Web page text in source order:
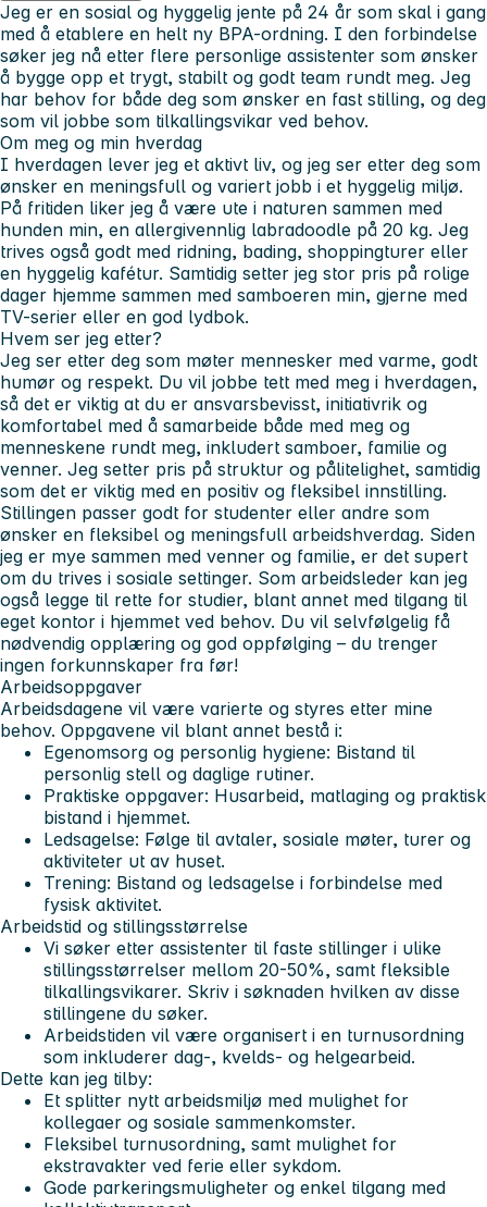
Jeg er en sosial og hyggelig jente på 24 år som skal i gang
med å etablere en helt ny BPA-ordning. I den forbindelse
søker jeg nå etter flere personlige assistenter som ønsker
å bygge opp et trygt, stabilt og godt team rundt meg. Jeg
har behov for både deg som ønsker en fast stilling, og deg
som vil jobbe som tilkallingsvikar ved behov.
Om meg og min hverdag
I hverdagen lever jeg et aktivt liv, og jeg ser etter deg som
ønsker en meningsfull og variert jobb i et hyggelig miljø.
På fritiden liker jeg å være ute i naturen sammen med
hunden min, en allergivennlig labradoodle på 20 kg. Jeg
trives også godt med ridning, bading, shoppingturer eller
en hyggelig kafétur. Samtidig setter jeg stor pris på rolige
dager hjemme sammen med samboeren min, gjerne med
TV-serier eller en god lydbok.
Hvem ser jeg etter?
Jeg ser etter deg som møter mennesker med varme, godt
humør og respekt. Du vil jobbe tett med meg i hverdagen,
så det er viktig at du er ansvarsbevisst, initiativrik og
komfortabel med å samarbeide både med meg og
menneskene rundt meg, inkludert samboer, familie og
venner. Jeg setter pris på struktur og pålitelighet, samtidig
som det er viktig med en positiv og fleksibel innstilling.
Stillingen passer godt for studenter eller andre som
ønsker en fleksibel og meningsfull arbeidshverdag. Siden
jeg er mye sammen med venner og familie, er det supert
om du trives i sosiale settinger. Som arbeidsleder kan jeg
også legge til rette for studier, blant annet med tilgang til
eget kontor i hjemmet ved behov. Du vil selvfølgelig få
nødvendig opplæring og god oppfølging – du trenger
ingen forkunnskaper fra før!
Arbeidsoppgaver
Arbeidsdagene vil være varierte og styres etter mine
behov. Oppgavene vil blant annet bestå i:
Egenomsorg og personlig hygiene: Bistand til
personlig stell og daglige rutiner.
Praktiske oppgaver: Husarbeid, matlaging og praktisk
bistand i hjemmet.
Ledsagelse: Følge til avtaler, sosiale møter, turer og
aktiviteter ut av huset.
Trening: Bistand og ledsagelse i forbindelse med
fysisk aktivitet.
Arbeidstid og stillingsstørrelse
Vi søker etter assistenter til faste stillinger i ulike
stillingsstørrelser mellom 20-50%, samt fleksible
tilkallingsvikarer. Skriv i søknaden hvilken av disse
stillingene du søker.
Arbeidstiden vil være organisert i en turnusordning
som inkluderer dag-, kvelds- og helgearbeid.
Dette kan jeg tilby:
Et splitter nytt arbeidsmiljø med mulighet for
kollegaer og sosiale sammenkomster.
Fleksibel turnusordning, samt mulighet for
ekstravakter ved ferie eller sykdom.
Gode parkeringsmuligheter og enkel tilgang med